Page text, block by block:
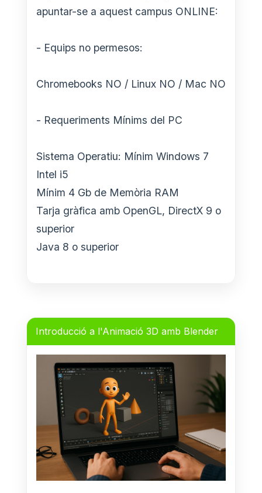
apuntar-se a aquest campus ONLINE:
- Equips no permesos:
Chromebooks NO / Linux NO / Mac NO
- Requeriments Mínims del PC
Sistema Operatiu: Mínim Windows 7
Intel i5
Mínim 4 Gb de Memòria RAM
Tarja gràfica amb OpenGL, DirectX 9 o
superior
Java 8 o superior
Introducció a l'Animació 3D amb Blender